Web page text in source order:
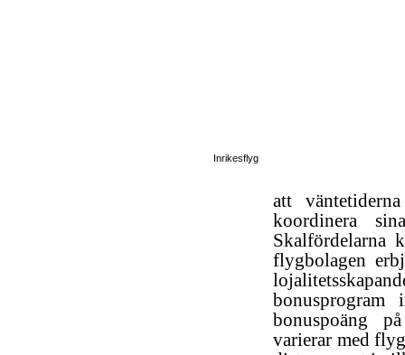
Inrikesflyg
att
koordinera
Skalfördelarna
flygbolagen
bonuspoäng
varierar med